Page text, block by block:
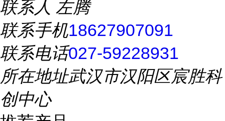
联系人 左腾
联系手机18627907091
联系电话027-59228931
所在地址武汉市汉阳区宸胜科
创中心